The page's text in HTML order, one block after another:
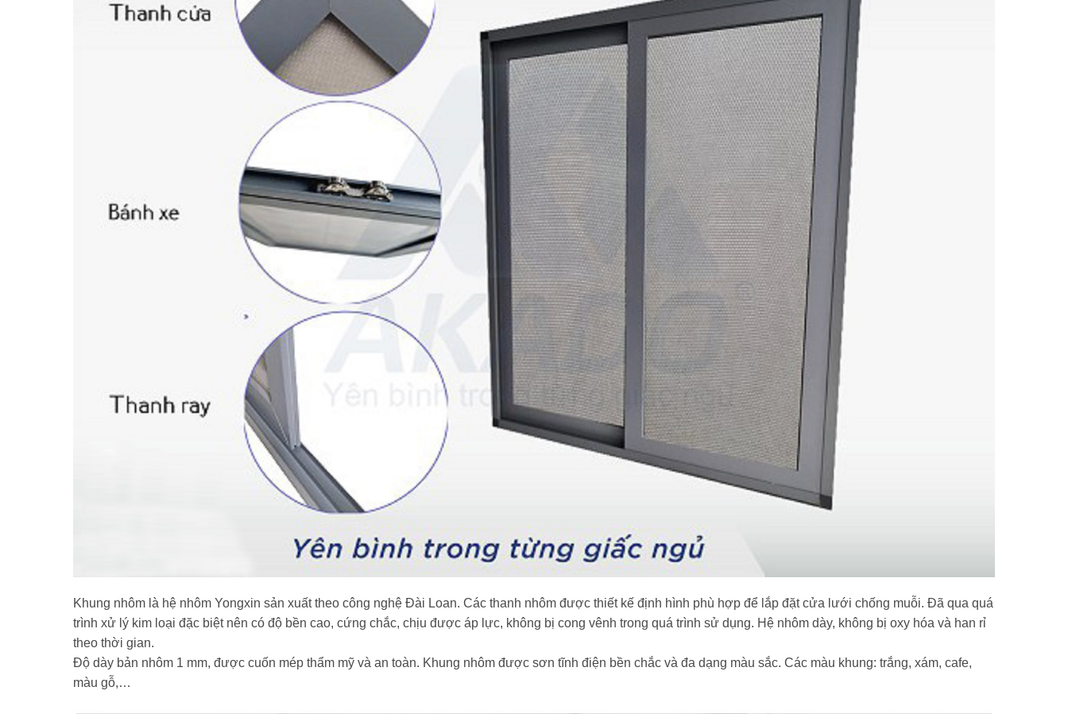
Khung nhôm là hệ nhôm Yongxin sản xuất theo công nghệ Đài Loan. Các thanh nhôm được thiết kế định hình phù hợp để lắp đặt cửa lưới chống muỗi. Đã qua quá
trình xử lý kim loại đặc biệt nên có độ bền cao, cứng chắc, chịu được áp lực, không bị cong vênh trong quá trình sử dụng. Hệ nhôm dày, không bị oxy hóa và han rỉ
theo thời gian.
Độ dày bản nhôm 1 mm, được cuốn mép thẩm mỹ và an toàn. Khung nhôm được sơn tĩnh điện bền chắc và đa dạng màu sắc. Các màu khung: trắng, xám, cafe,
màu gỗ,…